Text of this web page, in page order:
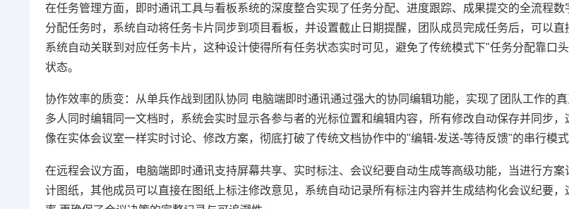
在任务管理方面，即时通讯工具与看板系统的深度整合实现了任务分配、进度跟踪、成果提交的全流程
分配任务时，系统自动将任务卡片同步到项目看板，并设置截止日期提醒，团队成员完成任务后，可以直
系统自动关联到对应任务卡片，这种设计使得所有任务状态实时可见，避免了传统模式下"任务分配靠口
状态。
协作效率的质变：从单兵作战到团队协同 电脑端即时通讯通过强大的协同编辑功能，实现了团队工作的真
多人同时编辑同一文档时，系统会实时显示各参与者的光标位置和编辑内容，所有修改自动保存并同步
像在实体会议室一样实时讨论、修改方案，彻底打破了传统文档协作中的"编辑-发送-等待反馈"的串行模式
在远程会议方面，电脑端即时通讯支持屏幕共享、实时标注、会议纪要自动生成等高级功能，当进行方
计图纸，其他成员可以直接在图纸上标注修改意见，系统自动记录所有标注内容并生成结构化会议纪要